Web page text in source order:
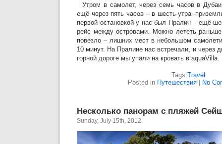
Утром в самолет, через семь часов в
ещё через пять часов – в шесть-утра -
первой остановкой у нас был Пралин – ещё
рейс между островами. Можно лететь
повезло – лишних мест в небольшом
10 минут. На Пралине нас встречали, и через
горной дороге мы упали на кровать в
Tags:Travel
Posted in Путешествия | No
Несколько панорам с пляжей
Sunday, July 15th, 2012